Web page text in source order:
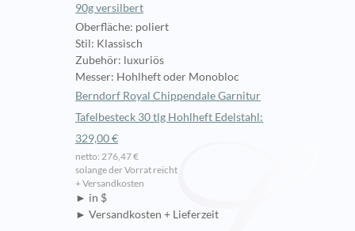
90g versilbert
Oberfläche: poliert
Stil: Klassisch
Zubehör: luxuriös
Messer: Hohlheft oder Monobloc
Berndorf Royal Chippendale Garnitur
Tafelbesteck 30 tlg Hohlheft Edelstahl:
329,00 €
netto: 276,47 €
solange der Vorrat reicht
+ Versandkosten
► in $
► Versandkosten + Lieferzeit